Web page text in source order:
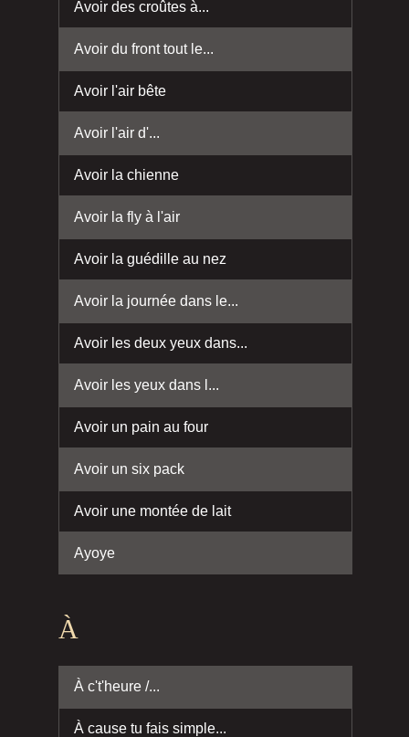
Avoir des croûtes à...
Avoir du front tout le...
Avoir l'air bête
Avoir l'air d'...
Avoir la chienne
Avoir la fly à l'air
Avoir la guédille au nez
Avoir la journée dans le...
Avoir les deux yeux dans...
Avoir les yeux dans l...
Avoir un pain au four
Avoir un six pack
Avoir une montée de lait
Ayoye
À
À c't'heure /...
À cause tu fais simple...